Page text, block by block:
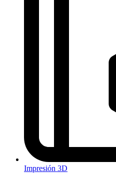
Impresión 3D